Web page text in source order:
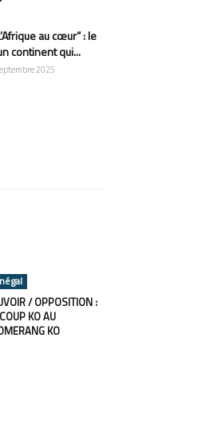
au cœur” : le
continent qui...
2025
/ OPPOSITION :
KO AU
KO